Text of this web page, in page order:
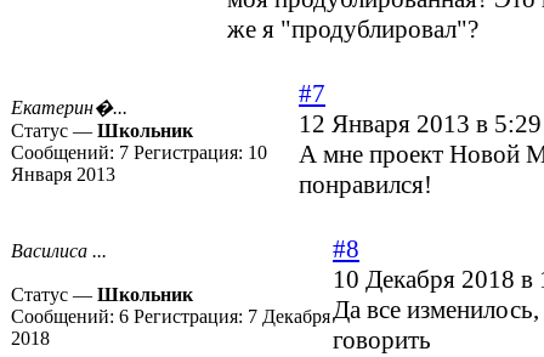
же я "продублировал"?
Екатерин�...
Статус — Школьник
Сообщений: 7 Регистрация: 10
Января 2013
#7
12 Января 2013 в 5:29
А мне проект Новой
понравился!
Василиса ...
Статус — Школьник
Сообщений: 6 Регистрация: 7 Декабря
2018
#8
10 Декабря 2018 в
Да все
говорить